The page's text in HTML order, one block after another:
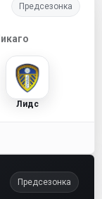
Предсезонка
Лидс
Предсезонка